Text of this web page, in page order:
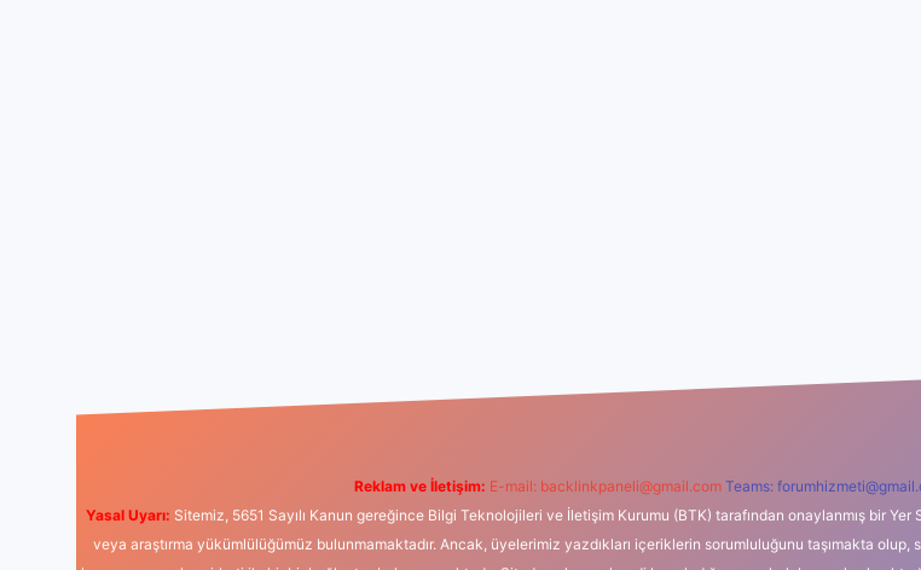
Reklam ve İletişim: E-mail: backlinkpaneli@gmail.com Teams:
Yasal Uyarı: Sitemiz, 5651 Sayılı Kanun gereğince Bilgi Teknolojileri ve İletişim Kurumu (BTK) tarafından onaylanmış bir
veya araştırma yükümlülüğümüz bulunmamaktadır. Ancak, üyelerimiz yazdıkları içeriklerin sorumluluğunu taşımakta